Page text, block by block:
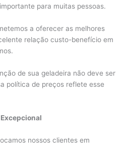
para muitas pessoas.
a oferecer as melhores
relação custo-benefício em
de sua geladeira não deve ser
política de preços reflete esse
nossos clientes em